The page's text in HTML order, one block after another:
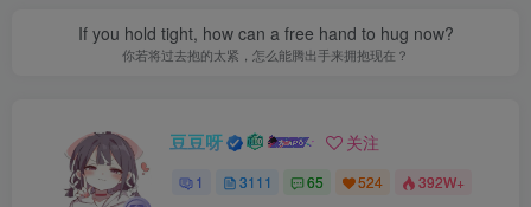
If you hold tight, how can a free hand to hug now?
你若将过去抱的太紧，怎么能腾出手来拥抱现在？
豆豆呀 关注
1 3111 65 524 392W+